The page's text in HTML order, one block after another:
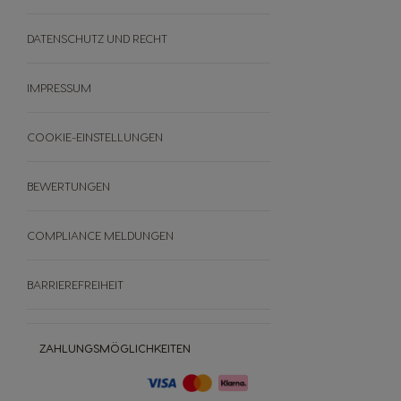
Themenwelten
Widerrufe deine Bestellung
ZAHLUNGSMÖGLICHKEITEN
DATENSCHUTZ UND RECHT
IMPRESSUM
COOKIE-EINSTELLUNGEN
BEWERTUNGEN
COMPLIANCE MELDUNGEN
BARRIEREFREIHEIT